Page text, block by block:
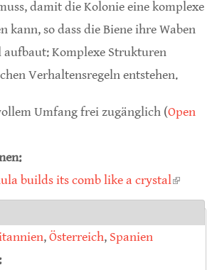
damit die Kolonie eine komplexe
kann, so dass die Biene ihre Waben
Komplexe Strukturen
Verhaltensregeln entstehen.
Umfang frei zugänglich (Open
builds its comb like a crystal(link is
,Österreich, Spanien